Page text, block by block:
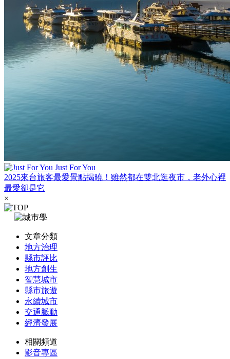
Just For You
2025來台旅客最愛景點揭曉！雖然都在雙北逛夜市，老外心裡
最愛卻是它
×
文章分類
地方治理
縣市評比
地方創生
智慧城市
縣市旅遊
永續城市
交通脈動
經濟發展
相關頻道
影音專區